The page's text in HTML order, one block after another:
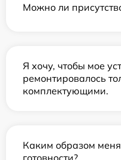
Можно ли
Я хочу, чтобы мое
ремонтировалось
комплектующими.
Каким образом
готовности?